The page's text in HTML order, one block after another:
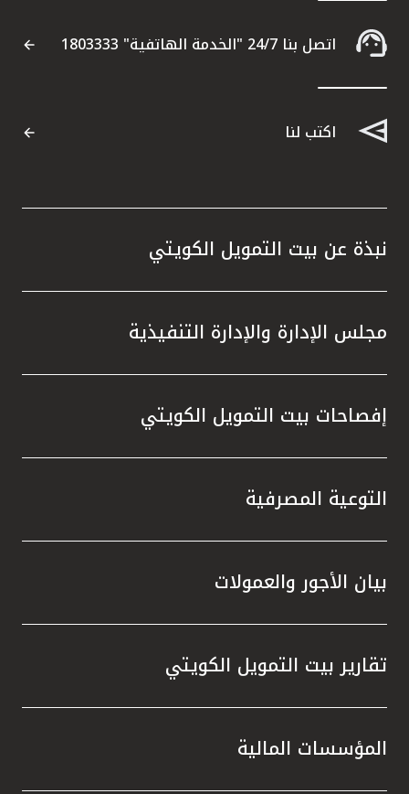
اتصل بنا 24/7 "الخدمة الهاتفية" 1803333
اكتب لنا
نبذة عن بيت التمويل الكويتي
مجلس الإدارة والإدارة التنفيذية
إفصاحات بيت التمويل الكويتي
التوعية المصرفية
بيان الأجور والعمولات
تقارير بيت التمويل الكويتي
المؤسسات المالية